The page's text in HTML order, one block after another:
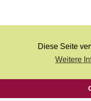
Diese Seite
Weitere
g
Deutsche